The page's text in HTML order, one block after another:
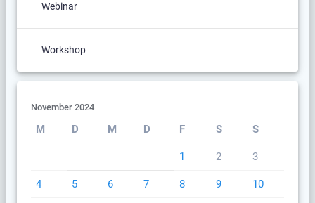
Webinar
Workshop
November 2024
M D M D F S S
1 2 3
4 5 6 7 8 9 10